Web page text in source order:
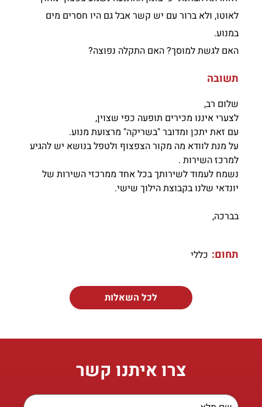
לאוטו, ולא ברור עם יש קשר אבל גם היו חסרים מים
במנוע.
האם לגשת למוסך? האם התקלה נפוצה?
תשובה
שלום רב,
לצערי איננו מכירים תופעה כפי שצוין,
עם זאת יתכן ומדובר "בשריקה" מרצועת מנוע.
על מנת לוודא מה מקור הצפצוף ולטפל בנושא יש להגיע
למרכז השירות .
נשמח לעמוד לשירותך בכל אחד ממרכזי השירות של
יונדאי שלנו בקבוצת הילוך שישי.
בברכה,
תחום: כללי
לכל השאלות
צרו איתנו קשר